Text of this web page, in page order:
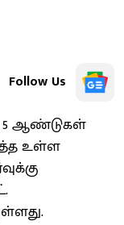
Follow Us
5 ஆண்டுகள்
உள்ள